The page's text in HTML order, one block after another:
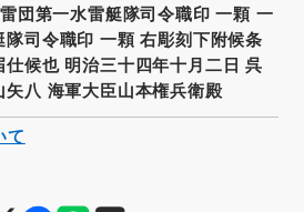
団第一水雷艇隊司令職印 一顆 一
司令職印 一顆 右彫刻下附候条
仕候也 明治三十四年十月二日 呉
八 海軍大臣山本権兵衛殿
て